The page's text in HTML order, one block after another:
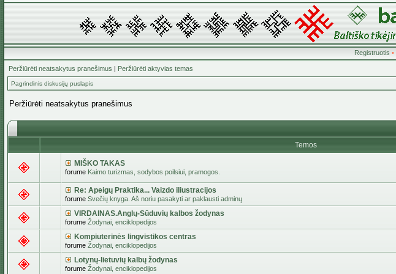
Registruotis •
Peržiūrėti neatsakytus pranešimus | Peržiūrėti aktyvias temas
Pagrindinis diskusijų puslapis
Peržiūrėti neatsakytus pranešimus
Temos
MIŠKO TAKAS
forume Kaimo turizmas, sodybos poilsiui, pramogos.
Re: Apeigų Praktika... Vaizdo iliustracijos
forume Svečių knyga. Aš noriu pasakyti ar paklausti adminų
VIRDAINAS.Anglų-Sūduvių kalbos žodynas
forume Žodynai, enciklopedijos
Kompiuterinės lingvistikos centras
forume Žodynai, enciklopedijos
Lotynų-lietuvių kalbų žodynas
forume Žodynai, enciklopedijos